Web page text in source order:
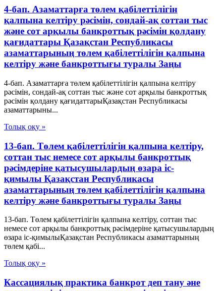
4-бап. Азаматтарға төлем қабілеттілігін
қалпына келтіру рәсімін, сондай-ақ соттан тыс
және сот арқылы банкроттық рәсімін қолдану
қағидаттары Қазақстан Республикасы
азаматтарының төлем қабілеттілігін қалпына
келтіру және банкроттығы туралы Заңы
4-бап. Азаматтарға төлем қабілеттілігін қалпына келтіру
рәсімін, сондай-ақ соттан тыс және сот арқылы банкроттық
рәсімін қолдану қағидаттарыҚазақстан Республикасы
азаматтарыны...
Толық оқу »
13-бап. Төлем қабілеттілігін қалпына келтіру,
соттан тыс немесе сот арқылы банкроттық
рәсімдеріне қатысушылардың өзара іс-
қимылы Қазақстан Республикасы
азаматтарының төлем қабілеттілігін қалпына
келтіру және банкроттығы туралы Заңы
13-бап. Төлем қабілеттілігін қалпына келтіру, соттан тыс
немесе сот арқылы банкроттық рәсімдеріне қатысушылардың
өзара іс-қимылыҚазақстан Республикасы азаматтарының
төлем қабі...
Толық оқу »
Кассациялық практика банкрот деп тану әне